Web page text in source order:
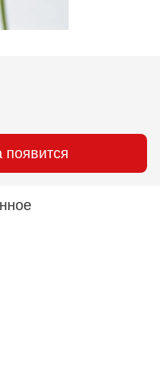
появится